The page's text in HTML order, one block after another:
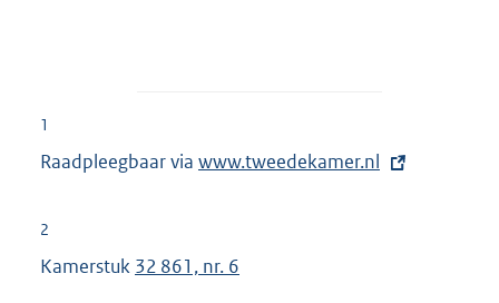
1
Raadpleegbaar via E
r
www.tweedekamer.nl
2
Kamerstuk 32 861, nr. 6